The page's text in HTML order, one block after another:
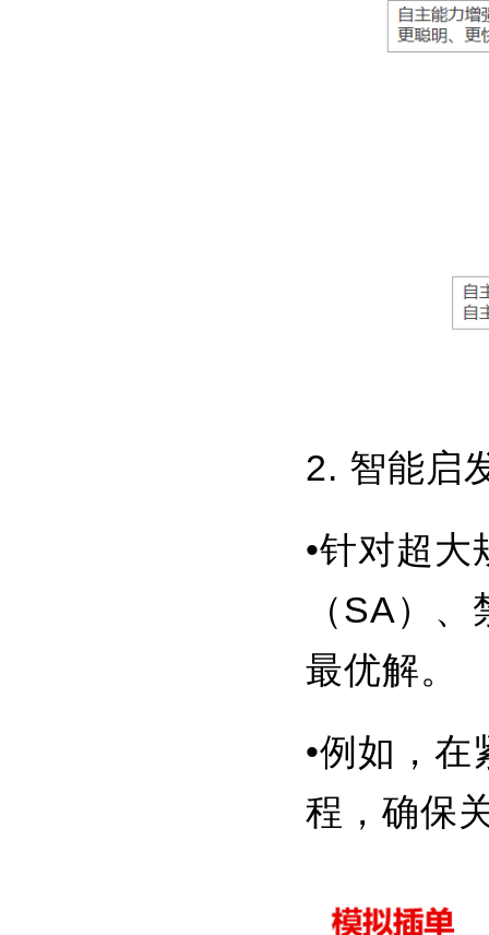
2. 智能启
•针对超
（SA）
最优解。
•例如，
程，确保